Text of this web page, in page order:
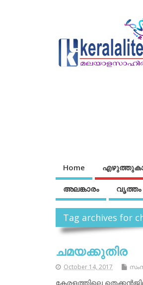
Home
അലങ്കാരം വൃത്തം
Tag archives for
ചമയക്കുതിര
October 14, 2017
കേരളത്തിലെ